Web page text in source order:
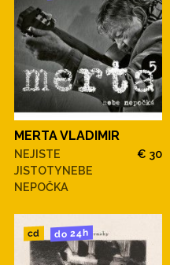
MERTA VLADIMIR
NEJISTE
JISTOTYNEBE
NEPOČKA
€ 30
cd do 24h